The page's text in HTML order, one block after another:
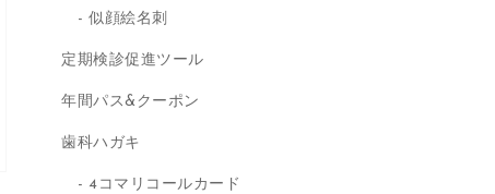
似顔絵名刺
定期検診促進ツール
年間パス&クーポン
歯科ハガキ
4コマリコールカード